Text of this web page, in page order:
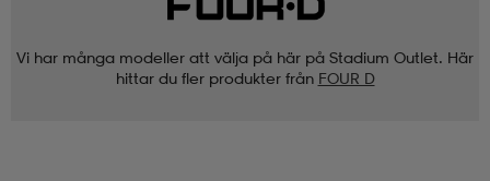
Vi har många modeller att välja på här på Stadium Outlet. Här
hittar du fler produkter från FOUR D